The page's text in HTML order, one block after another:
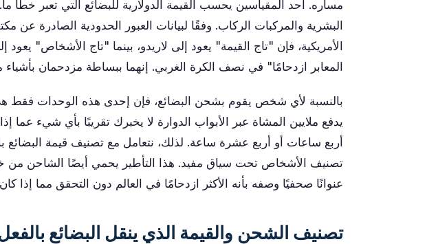
مساره. أحد المقياسين يحسب القيمة الدولارية للبضائع التي تعبر خطًا
البشرية والمركبات الركاب. وفقًا لبيانات العبور الحدودية الصادرة عن
الأمريكية، فإن "تاج القيمة" يعود إلى لاريدو، بينما "تاج الأشخاص"
المعابر ازدحامًا" في نصف الكرة الغربي. إنهما ببساطة مزدحمان بأشياء
بالنسبة لأي شخص يقوم بشحن البضائع، فإن إحدى هذه الوحدات فقط هي
يدفع ملايين المشاة عبر الأبواب الدوارة لا يخبرك تقريبًا بأي شيء عما
أربع ساعات أو أربع عشرة ساعة. لذلك، نتعامل مع تصنيف قيمة البضائع
تصنيف الأشخاص تحت سياق مفيد. هذا التأطير يحمي أيضًا الشاحن من
عنوانًا صحفيًا وصفه بأنه الأكثر ازدحامًا في العالم دون التحقق مما إذا
تصنيف الشحن والقيمة الذي ينقل البضائع